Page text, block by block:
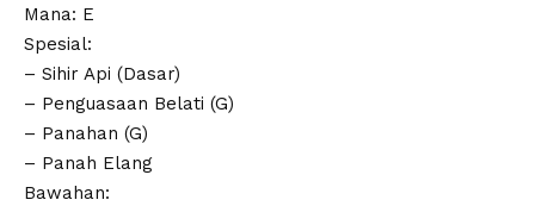
Mana: E
Spesial:
– Sihir Api (Dasar)
– Penguasaan Belati (G)
– Panahan (G)
– Panah Elang
Bawahan: